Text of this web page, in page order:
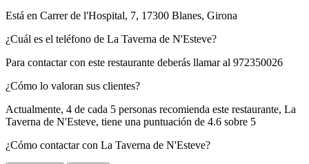
Está en Carrer de l'Hospital, 7, 17300 Blanes, Girona
¿Cuál es el teléfono de La Taverna de N'Esteve?
Para contactar con este restaurante deberás llamar al 972350026
¿Cómo lo valoran sus clientes?
Actualmente, 4 de cada 5 personas recomienda este restaurante, La
Taverna de N'Esteve, tiene una puntuación de 4.6 sobre 5
¿Cómo contactar con La Taverna de N'Esteve?